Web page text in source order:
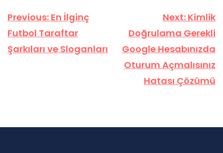
Yazı
gezinmesi
Previous: En İlginç
Futbol Taraftar
Şarkıları ve Sloganları
Next: Kimlik
Doğrulama Gerekli
Google Hesabınızda
Oturum Açmalısınız
Hatası Çözümü